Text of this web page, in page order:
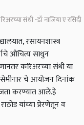
संधी -डॉ नाजिया ए रसिदी
रसायनशास्त्र
औचित्य साधुन
करिअरच्या संधी या
चे आयोजन दिनांक
करण्यात आले.हे
यांच्या प्रेरणेतून व